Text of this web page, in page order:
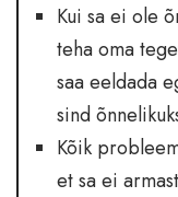
Kui sa ei ole
teha oma
saa eeldada
sind
Kõik
et sa ei